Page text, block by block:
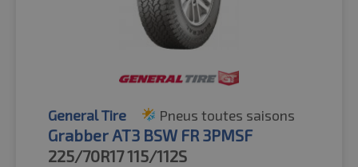
General Tire Pneus toutes saisons
Grabber AT3 BSW FR 3PMSF
225/70R17115/112S